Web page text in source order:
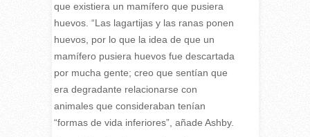
que existiera un mamífero que pusiera
huevos. “Las lagartijas y las ranas ponen
huevos, por lo que la idea de que un
mamífero pusiera huevos fue descartada
por mucha gente; creo que sentían que
era degradante relacionarse con
animales que consideraban tenían
“formas de vida inferiores”, añade Ashby.